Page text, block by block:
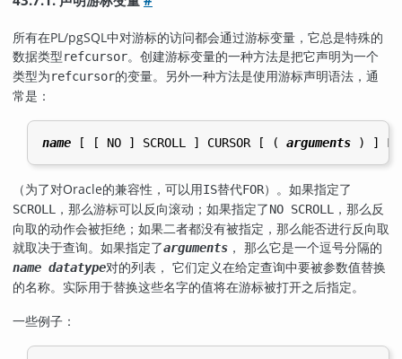
所有在PL/pgSQL 中对游标的访问都会通过游标变量，它总是特殊的
数据类型refcursor。创建游标变量的一种方法是把它声明为一个
类型为refcursor的变量。另外一种方法是使用游标声明语法，通
常是：
name [ [ NO ] SCROLL ] CURSOR [ ( arguments ) ]
（为了对Oracle的兼容性，可以用IS替代FOR）。如果指定了
SCROLL ，那么游标可以反向滚动；如果指定了NO SCROLL ，那么反
向取的动作会被拒绝；如果二者都没有被指定，那么能否进行反向取
就取决于查询。如果指定了arguments ， 那么它是一个逗号分隔的
name datatype对的列表， 它们定义在给定查询中要被参数值替换
的名称。实际用于替换这些名字的值将在游标被打开之后指定。
一些例子：